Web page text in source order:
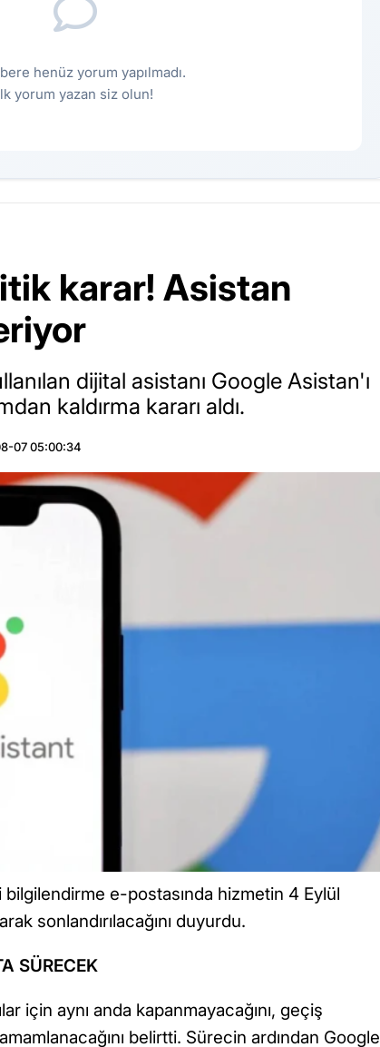
henüz yorum yapılmadı.
yorum yazan siz olun!
karar! Asistan
dijital asistanı Google Asistan'ı
kaldırma kararı aldı.
07 05:00:34
bilgilendirme e-postasında hizmetin 4 Eylül
sonlandırılacağını duyurdu.
SÜRECEK
için aynı anda kapanmayacağını, geçiş
belirtti. Sürecin ardından Google